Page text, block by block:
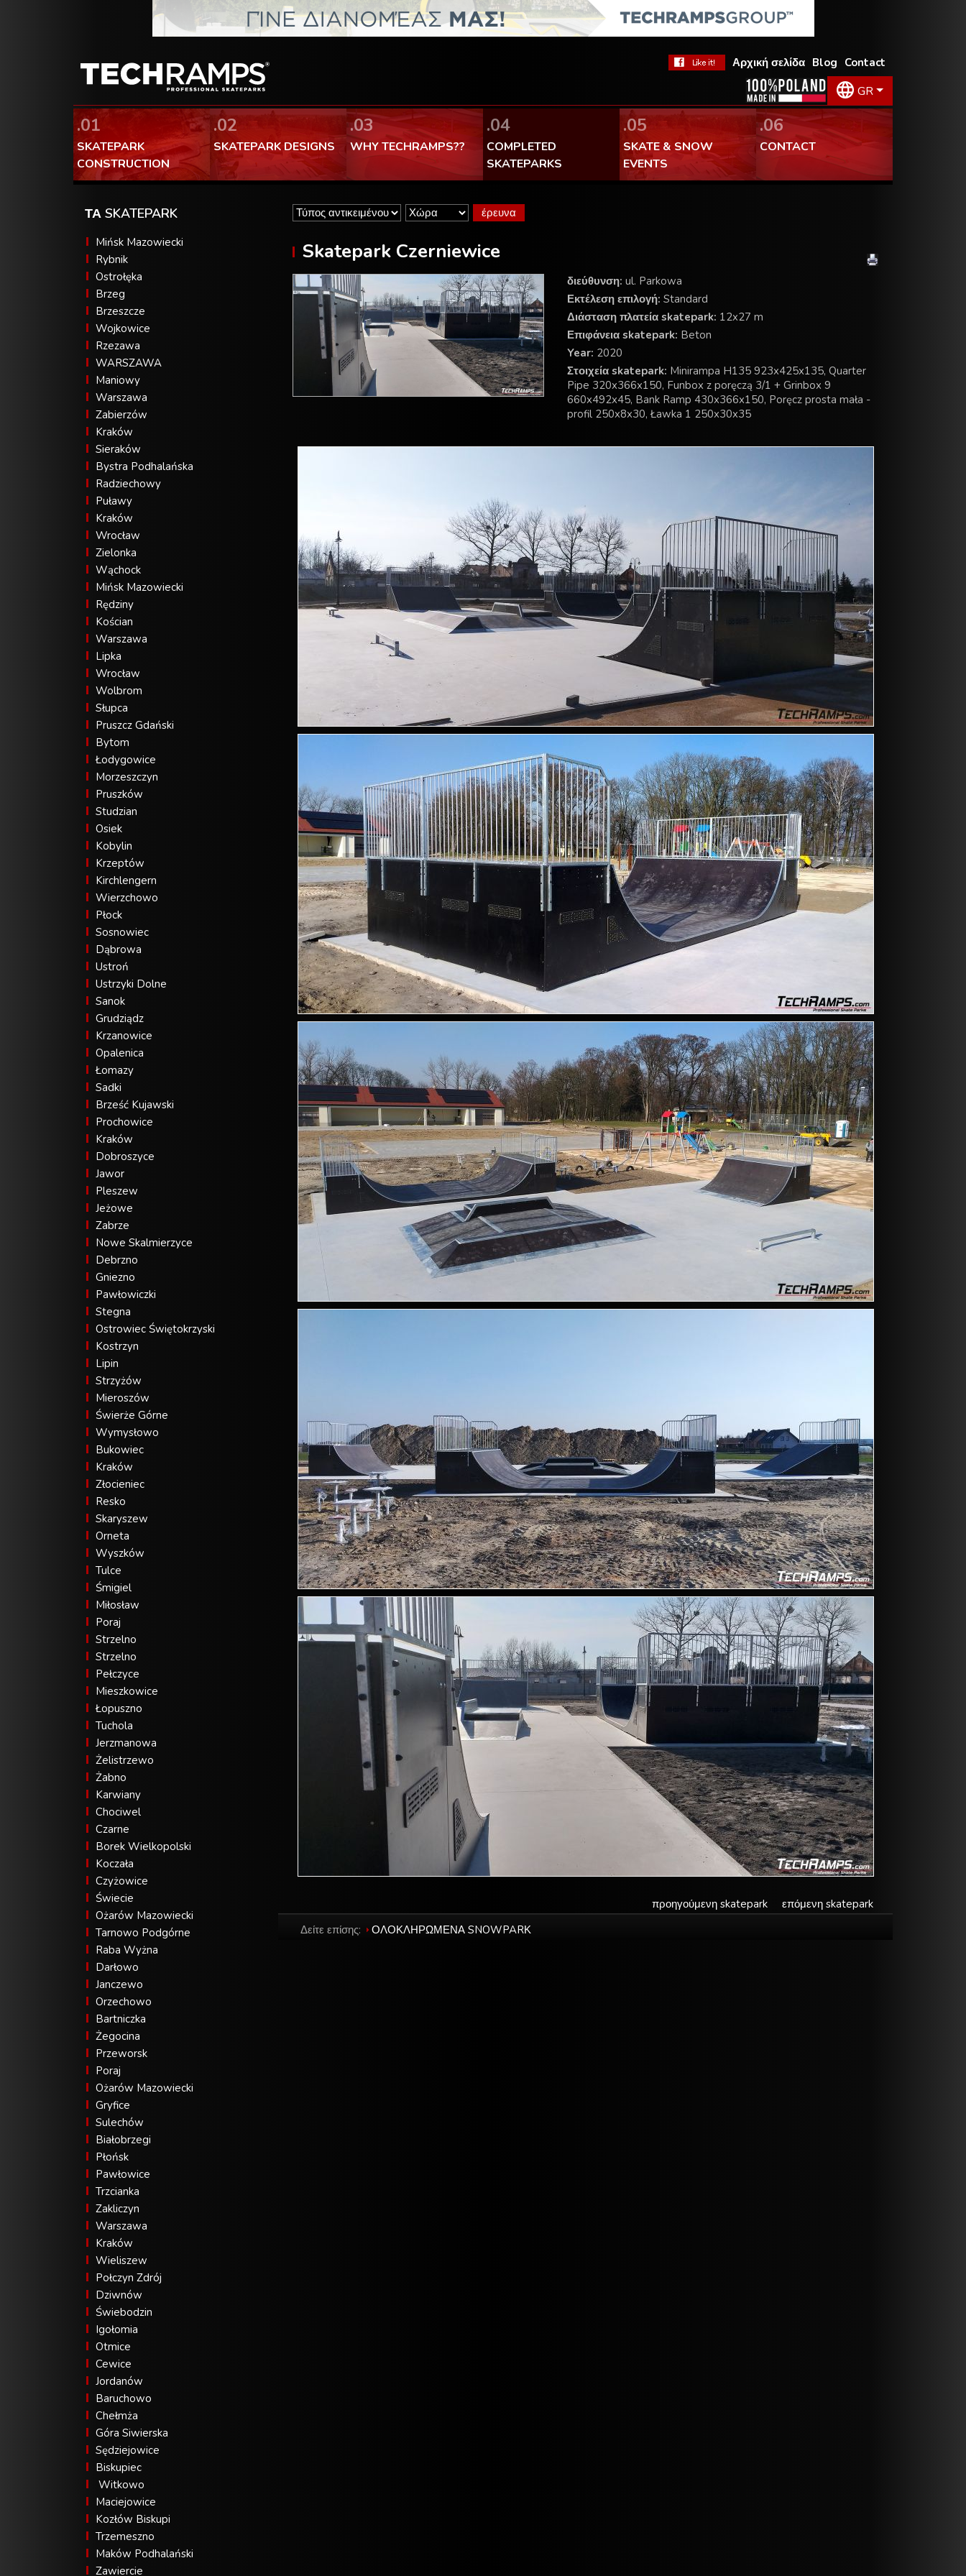
Contact
Blog
Αρχική σελίδα
GR
.01
SKATEPARK
CONSTRUCTION
.02
SKATEPARK DESIGNS
.03
WHY TECHRAMPS??
.04
COMPLETED
SKATEPARKS
.05
SKATE & SNOW
EVENTS
.06
CONTACT
ΤΑ SKATEPARK
Mińsk Mazowiecki
Rybnik
Ostrołęka
Brzeg
Brzeszcze
Wojkowice
Rzezawa
WARSZAWA
Maniowy
Warszawa
Zabierzów
Kraków
Sieraków
Bystra Podhalańska
Radziechowy
Puławy
Kraków
Wrocław
Zielonka
Wąchock
Mińsk Mazowiecki
Rędziny
Kościan
Warszawa
Lipka
Wrocław
Wolbrom
Słupca
Pruszcz Gdański
Bytom
Łodygowice
Morzeszczyn
Pruszków
Studzian
Osiek
Kobylin
Krzeptów
Kirchlengern
Wierzchowo
Płock
Sosnowiec
Dąbrowa
Ustroń
Ustrzyki Dolne
Sanok
Grudziądz
Krzanowice
Opalenica
Łomazy
Sadki
Brześć Kujawski
Prochowice
Kraków
Dobroszyce
Jawor
Pleszew
Jeżowe
Zabrze
Nowe Skalmierzyce
Debrzno
Gniezno
Pawłowiczki
Stegna
Ostrowiec Świętokrzyski
Kostrzyn
Lipin
Strzyżów
Mieroszów
Świerże Górne
Wymysłowo
Bukowiec
Kraków
Złocieniec
Resko
Skaryszew
Orneta
Wyszków
Tulce
Śmigiel
Miłosław
Poraj
Strzelno
Strzelno
Pełczyce
Mieszkowice
Łopuszno
Tuchola
Jerzmanowa
Żelistrzewo
Żabno
Karwiany
Chociwel
Czarne
Borek Wielkopolski
Koczała
Czyżowice
Świecie
Ożarów Mazowiecki
Tarnowo Podgórne
Raba Wyżna
Darłowo
Janczewo
Orzechowo
Bartniczka
Żegocina
Przeworsk
Poraj
Ożarów Mazowiecki
Gryfice
Sulechów
Białobrzegi
Płońsk
Pawłowice
Trzcianka
Zakliczyn
Warszawa
Kraków
Wieliszew
Połczyn Zdrój
Dziwnów
Świebodzin
Igołomia
Otmice
Cewice
Jordanów
Baruchowo
Chełmża
Góra Siwierska
Sędziejowice
Biskupiec
Witkowo
Maciejowice
Kozłów Biskupi
Trzemeszno
Maków Podhalański
Zawiercie
Skatepark Czerniewice
διεύθυνση: ul. Parkowa
Εκτέλεση επιλογή: Standard
Διάσταση πλατεία skatepark: 12x27 m
Επιφάνεια skatepark: Beton
Year: 2020
Στοιχεία skatepark: Minirampa H135 923x425x135, Quarter
Pipe 320x366x150, Funbox z poręczą 3/1 + Grinbox 9
660x492x45, Bank Ramp 430x366x150, Poręcz prosta mała -
profil 250x8x30, Ławka 1 250x30x35
επόμενη skatepark
προηγούμενη skatepark
Δείτε επίσης:
ΟΛΟΚΛΗΡΩΜΕΝΑ SNOWPARΚ